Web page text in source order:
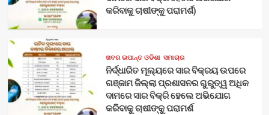
କରିବାକୁ ଚାଷୀଙ୍କୁ ପରାମର୍ଶ)
ଖବର ଉପାନ୍ତ ଓଡିଶା ସମାଚାର
ନିର୍ଦ୍ଧାରିତ ମୂଲ୍ୟରେ ସାର ବିକ୍ରୟ ଉପରେ
ଗଞ୍ଜାମ ଜିଲ୍ଲା ପ୍ରଶାସନର ଗୁରୁତ୍ୱ ଅଧିକ
ଦାମରେ ସାର ବିକ୍ରି ହେଲେ ଅଭିଯୋଗ
କରିବାକୁ ଚାଷୀଙ୍କୁ ପରାମର୍ଶ